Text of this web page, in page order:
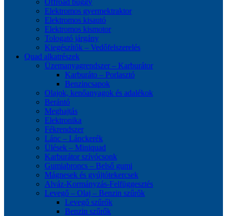
Offroad buggy
Elektromos gyermektraktor
Elektromos kisautó
Elektromos kismotor
Tologató járgány
Kiegészítők – Vedőfelszerelés
Quad alkatrészek
Üzemanyagrendszer – Karburátor
Karburáto – Porlasztó
Benzincsapok
Olajok, kenőanyagok és adalékok
Berántó
Meghajtás
Elektronika
Fékrendszer
Lánc – Lánckerék
Ülések – Miniquad
Karburátor szívócsonk
Gumiabroncs – Belső gumi
Mágnesek és gyújtótekercsek
Alváz-Kormányzás-Felfüggesztés
Levegő – Olaj – Benzin szűrők
Levegő szűrők
Benzin szűrők